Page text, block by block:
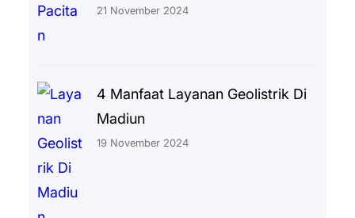
21 November 2024
4 Manfaat Layanan Geolistrik Di
Madiun
19 November 2024